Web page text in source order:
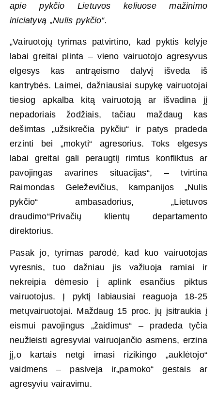
apie pykčio Lietuvos keliuose mažinimo
iniciatyvą „Nulis pykčio“.
„Vairuotojų tyrimas patvirtino, kad pyktis kelyje
labai greitai plinta – vieno vairuotojo agresyvus
elgesys kas antrąeismo dalyvį išveda iš
kantrybės. Laimei, dažniausiai supykę vairuotojai
tiesiog apkalba kitą vairuotoją ar išvadina jį
nepadoriais žodžiais, tačiau maždaug kas
dešimtas „užsikrečia pykčiu“ ir patys pradeda
erzinti bei „mokyti“ agresorius. Toks elgesys
labai greitai gali peraugtiį rimtus konfliktus ar
pavojingas avarines situacijas“, – tvirtina
Raimondas Geleževičius, kampanijos „Nulis
pykčio“ ambasadorius, „Lietuvos
draudimo“Privačių klientų departamento
direktorius.
Pasak jo, tyrimas parodė, kad kuo vairuotojas
vyresnis, tuo dažniau jis važiuoja ramiai ir
nekreipia dėmesio į aplink esančius piktus
vairuotojus. Į pyktį labiausiai reaguoja 18-25
metųvairuotojai. Maždaug 15 proc. jų įsitraukia į
eismui pavojingus „žaidimus“ – pradeda tyčia
neužleisti agresyviai vairuojančio asmens, erzina
jį,o kartais netgi imasi rizikingo „auklėtojo“
vaidmens – pasiveja ir„pamoko“ gestais ar
agresyviu vairavimu.